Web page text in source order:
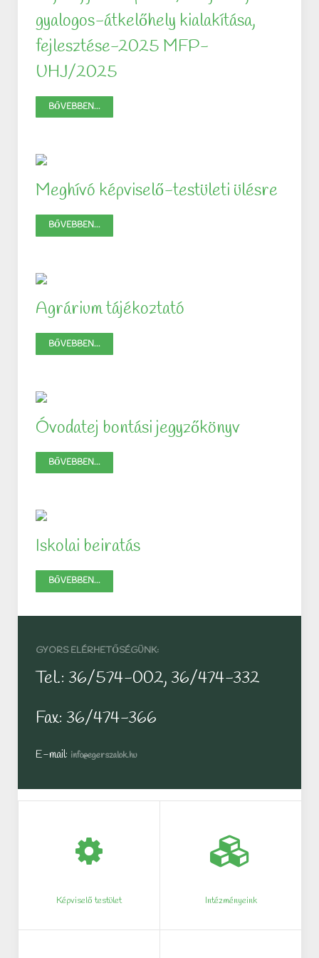
gyalogos-átkelőhely kialakítása,
fejlesztése-2025 MFP-
UHJ/2025
BŐVEBBEN...
Meghívó képviselő-testületi ülésre
BŐVEBBEN...
Agrárium tájékoztató
BŐVEBBEN...
Óvodatej bontási jegyzőkönyv
BŐVEBBEN...
Iskolai beiratás
BŐVEBBEN...
GYORS ELÉRHETŐSÉGÜNK:
Tel.: 36/574-002, 36/474-332
Fax: 36/474-366
E-mail: info@egerszalok.hu
Képviselő testület Intézményeink